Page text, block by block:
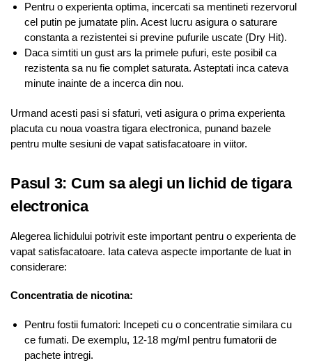
Pentru o experienta optima, incercati sa mentineti rezervorul
cel putin pe jumatate plin. Acest lucru asigura o saturare
constanta a rezistentei si previne pufurile uscate (Dry Hit).
Daca simtiti un gust ars la primele pufuri, este posibil ca
rezistenta sa nu fie complet saturata. Asteptati inca cateva
minute inainte de a incerca din nou.
Urmand acesti pasi si sfaturi, veti asigura o prima experienta
placuta cu noua voastra tigara electronica, punand bazele
pentru multe sesiuni de vapat satisfacatoare in viitor.
Pasul 3: Cum sa alegi un lichid de tigara
electronica
Alegerea lichidului potrivit este important pentru o experienta de
vapat satisfacatoare. Iata cateva aspecte importante de luat in
considerare:
Concentratia de nicotina:
Pentru fostii fumatori: Incepeti cu o concentratie similara cu
ce fumati. De exemplu, 12-18 mg/ml pentru fumatorii de
pachete intregi.